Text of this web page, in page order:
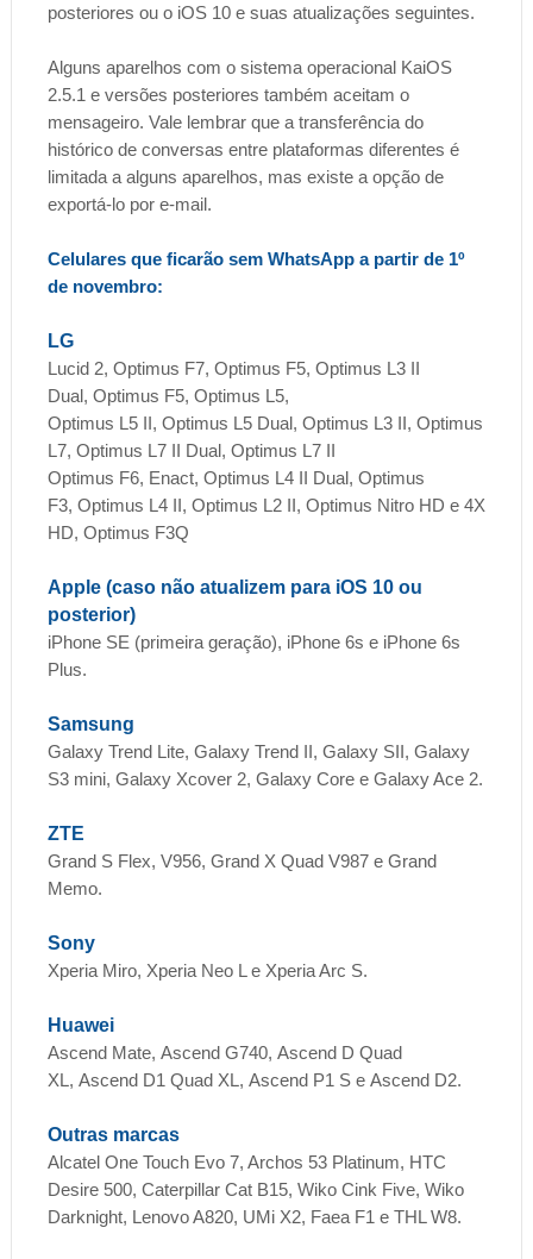
posteriores ou o iOS 10 e suas atualizações seguintes.
Alguns aparelhos com o sistema operacional KaiOS
2.5.1 e versões posteriores também aceitam o
mensageiro. Vale lembrar que a transferência do
histórico de conversas entre plataformas diferentes é
limitada a alguns aparelhos, mas existe a opção de
exportá-lo por e-mail.
Celulares que ficarão sem WhatsApp a partir de 1º
de novembro:
LG
Lucid 2, Optimus F7, Optimus F5, Optimus L3 II
Dual, Optimus F5, Optimus L5,
Optimus L5 II, Optimus L5 Dual, Optimus L3 II, Optimus
L7, Optimus L7 II Dual, Optimus L7 II
Optimus F6, Enact, Optimus L4 II Dual, Optimus
F3, Optimus L4 II, Optimus L2 II, Optimus Nitro HD e 4X
HD, Optimus F3Q
Apple (caso não atualizem para iOS 10 ou
posterior)
iPhone SE (primeira geração), iPhone 6s e iPhone 6s
Plus.
Samsung
Galaxy Trend Lite, Galaxy Trend II, Galaxy SII, Galaxy
S3 mini, Galaxy Xcover 2, Galaxy Core e Galaxy Ace 2.
ZTE
Grand S Flex, V956, Grand X Quad V987 e Grand
Memo.
Sony
Xperia Miro, Xperia Neo L e Xperia Arc S.
Huawei
Ascend Mate, Ascend G740, Ascend D Quad
XL, Ascend D1 Quad XL, Ascend P1 S e Ascend D2.
Outras marcas
Alcatel One Touch Evo 7, Archos 53 Platinum, HTC
Desire 500, Caterpillar Cat B15, Wiko Cink Five, Wiko
Darknight, Lenovo A820, UMi X2, Faea F1 e THL W8.